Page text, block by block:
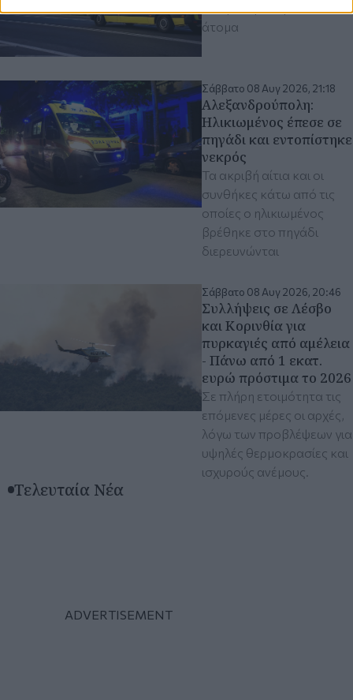
άτομα
Σάββατο 08 Αυγ 2026, 21:18
Αλεξανδρούπολη:
Ηλικιωμένος έπεσε σε
πηγάδι και εντοπίστηκε
νεκρός
Τα ακριβή αίτια και οι
συνθήκες κάτω από τις
οποίες ο ηλικιωμένος
βρέθηκε στο πηγάδι
διερευνώνται
Σάββατο 08 Αυγ 2026, 20:46
Συλλήψεις σε Λέσβο
και Κορινθία για
πυρκαγιές από αμέλεια
- Πάνω από 1 εκατ.
ευρώ πρόστιμα το 2026
Σε πλήρη ετοιμότητα τις
επόμενες μέρες οι αρχές,
λόγω των προβλέψεων για
υψηλές θερμοκρασίες και
ισχυρούς ανέμους.
Τελευταία Νέα